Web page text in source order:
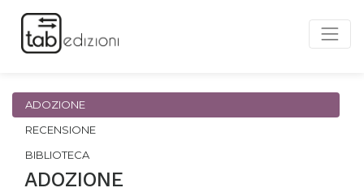
ADOZIONE
RECENSIONE
BIBLIOTECA
ADOZIONE